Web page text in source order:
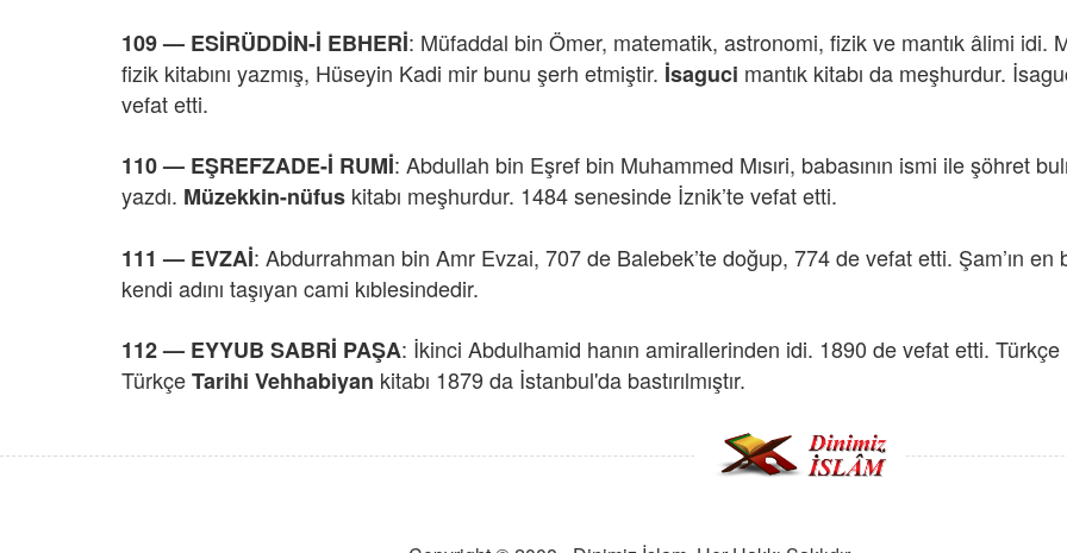
109 — ESİRÜDDİN-İ EBHERİ: Müfaddal bin Ömer, matematik, astronomi, fizik ve mantık âlimi idi.
fizik kitabını yazmış, Hüseyin Kadi mir bunu şerh etmiştir. İsaguci mantık kitabı da meşhurdur.
vefat etti.
110 — EŞREFZADE-İ RUMİ: Abdullah bin Eşref bin Muhammed Mısıri, babasının ismi ile şöhret
yazdı. Müzekkin-nüfus kitabı meşhurdur. 1484 senesinde İznik’te vefat etti.
111 — EVZAİ: Abdurrahman bin Amr Evzai, 707 de Balebek’te doğup, 774 de vefat etti. Şam’ın en
kendi adını taşıyan cami kıblesindedir.
112 — EYYUB SABRİ PAŞA: İkinci Abdulhamid hanın amirallerinden idi. 1890 de vefat etti. Türkçe
TürkçeTarihi Vehhabiyan kitabı 1879 da İstanbul'da bastırılmıştır.